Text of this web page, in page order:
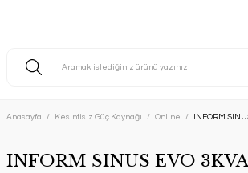
Anasayfa Kesintisiz Güç Kaynağı Online INFORM
INFORM SINUS EVO 3KVA